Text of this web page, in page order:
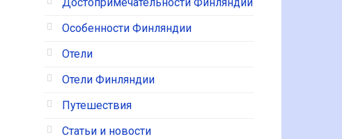
Особенности Финляндии
Отели
Отели Финляндии
Путешествия
Статьи и новости